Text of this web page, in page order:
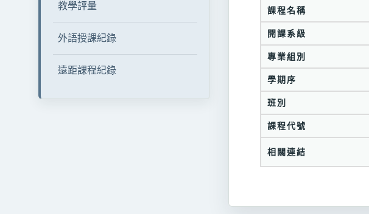
教學評量
外語授課紀錄
遠距課程紀錄
課程名稱
開課系級
專業組別
學期序
班別
課程代號
相關連結